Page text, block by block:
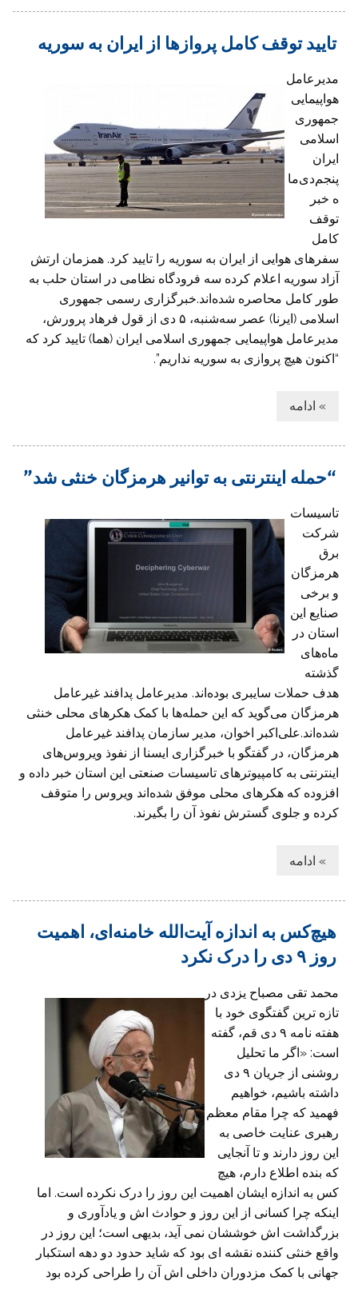
تایید توقف کامل پروازها از ایران به سوریه
مدیرعامل
هواپیمایی
جمهوری
اسلامی
ایران
پنجم‌دی‌ما
ه خبر
توقف
کامل
سفرهای هوایی از ایران به سوریه را تایید کرد. همزمان ارتش
آزاد سوریه اعلام کرده سه فرودگاه نظامی در استان حلب به
طور کامل محاصره شده‌اند.خبرگزاری رسمی جمهوری
اسلامی (ایرنا) عصر سه‌شنبه، ۵ دی از قول فرهاد پرورش،
مدیرعامل هواپیمایی جمهوری اسلامی ایران (هما) تایید کرد که
“اکنون هیچ پروازی به سوریه نداریم”.
» ادامه
“حمله اینترنتی به توانیر هرمزگان خنثی شد”
تاسیسات
شرکت
برق
هرمزگان
و برخی
صنایع این
استان در
ماه‌های
گذشته
هدف حملات سایبری بوده‌اند. مدیرعامل پدافند غیرعامل
هرمزگان می‌گوید که این حمله‌ها با کمک هکرهای محلی خنثی
شده‌اند.علی‌اکبر اخوان، مدیر سازمان پدافند غیرعامل
هرمزگان، در گفتگو با خبرگزاری ایسنا از نفوذ ویروس‌های
اینترنتی به کامپیوترهای تاسیسات صنعتی این استان خبر داده و
افزوده که هکرهای محلی موفق شده‌اند ویروس را متوقف
کرده و جلوی گسترش نفوذ آن را بگیرند.
» ادامه
هیچ‌کس به اندازه آیت‌الله خامنه‌اى، اهمیت
روز ٩ دى را درک نکرد
محمد تقى مصباح یزدى در
تازه ترین گفتگوى خود با
هفته نامه ٩ دى قم، گفته
است: «اگر ما تحلیل
روشنی از جریان ٩ دی
داشته باشیم، خواهیم
فهمید که چرا مقام معظم
رهبری عنایت خاصی به
این روز دارند و تا آنجایی
که بنده اطلاع دارم، هیچ
کس به اندازه ایشان اهمیت این روز را درک نکرده است. اما
اینکه چرا کسانی از این روز و حوادث اش و یادآوری و
بزرگداشت اش خوششان نمی آید، بدیهی است؛ این روز در
واقع خنثی کننده نقشه ای بود که شاید حدود دو دهه استکبار
جهانی با کمک مزدوران داخلی اش آن را طراحی کرده بود